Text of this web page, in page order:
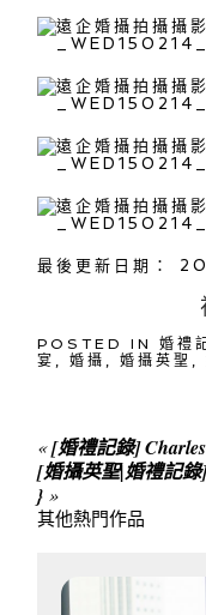
最後更新日期：
POSTED IN婚禮
宴
,婚攝 ,婚攝英聖 ,
«[婚禮記錄]
[婚攝英聖|婚禮記錄
} »
其他熱門作品